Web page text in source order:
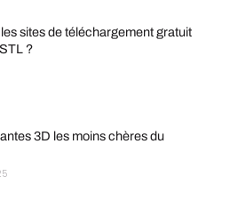
sites de téléchargement gratuit
?
3D les moins chères du